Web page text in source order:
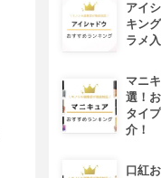
アイ
キン
ラメ
マニ
選！
タイ
介！
口紅